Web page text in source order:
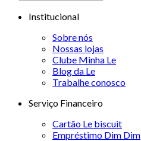
Institucional
Sobre nós
Nossas lojas
Clube Minha Le
Blog da Le
Trabalhe conosco
Serviço Financeiro
Cartão Le biscuit
Empréstimo Dim Dim